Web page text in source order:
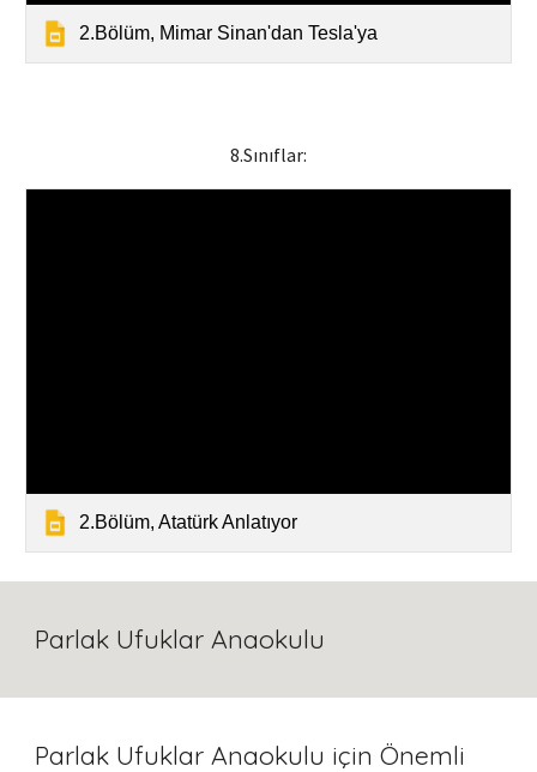
2.Bölüm, Mimar Sinan'dan Tesla'ya
8.Sınıflar:
2.Bölüm, Atatürk Anlatıyor
Parlak Ufuklar Anaokulu
Parlak Ufuklar Anaokulu için Önemli